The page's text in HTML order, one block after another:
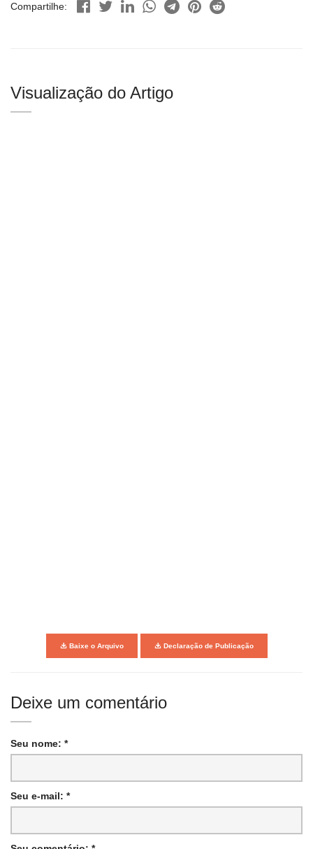
Compartilhe:
Visualização do Artigo
Baixe o Arquivo Declaração de Publicação
Deixe um comentário
Seu nome: *
Seu e-mail: *